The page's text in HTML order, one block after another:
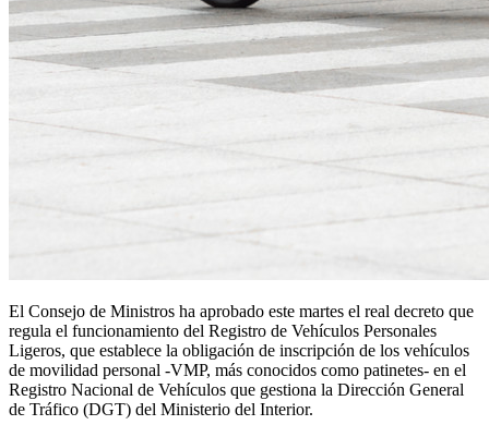
El Consejo de Ministros ha aprobado este martes el real decreto que
regula el funcionamiento del Registro de Vehículos Personales
Ligeros, que establece la obligación de inscripción de los vehículos
de movilidad personal -VMP, más conocidos como patinetes- en el
Registro Nacional de Vehículos que gestiona la Dirección General
de Tráfico (DGT) del Ministerio del Interior.